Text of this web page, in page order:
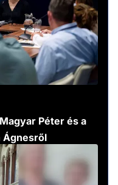
Péter és a
Ágnesről